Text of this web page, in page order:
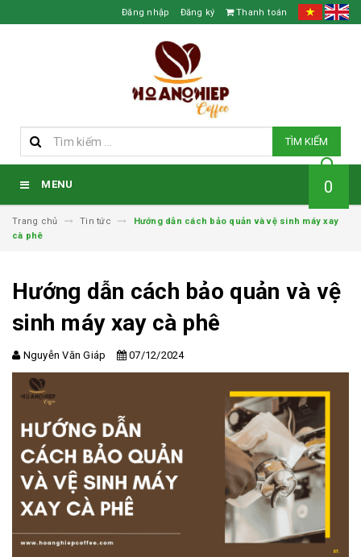
Đăng nhập Đăng ký Thanh toán
TÌM KIẾM
MENU 0
Trang chủ Tin tức
Hướng dẫn cách bảo quản và vệ sinh máy xay
cà phê
Hướng dẫn cách bảo quản và vệ
sinh máy xay cà phê
Nguyễn Văn Giáp 07/12/2024